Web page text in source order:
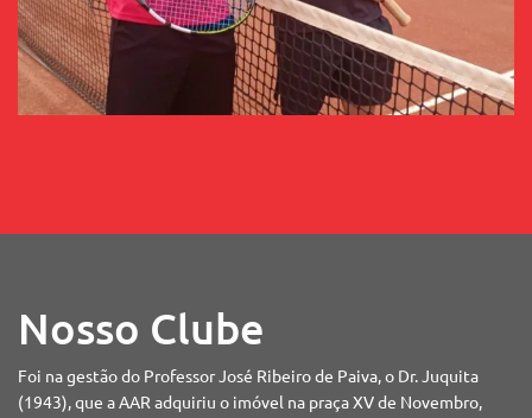
Nosso Clube
Foi na gestão do Professor José Ribeiro de Paiva, o Dr. Juquita
(1943), que a AAR adquiriu o imóvel na praça XV de Novembro,